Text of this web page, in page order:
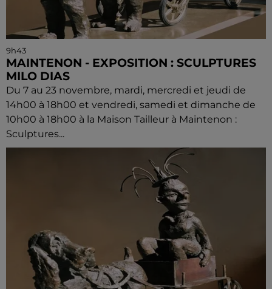
9h43
MAINTENON - EXPOSITION : SCULPTURES
MILO DIAS
Du 7 au 23 novembre, mardi, mercredi et jeudi de
14h00 à 18h00 et vendredi, samedi et dimanche de
10h00 à 18h00 à la Maison Tailleur à Maintenon :
Sculptures...